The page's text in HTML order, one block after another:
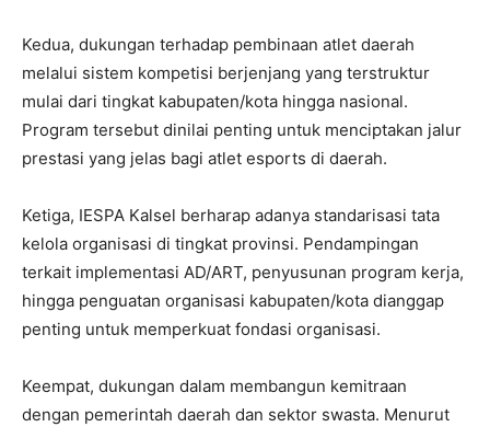
Kedua, dukungan terhadap pembinaan atlet daerah
melalui sistem kompetisi berjenjang yang terstruktur
mulai dari tingkat kabupaten/kota hingga nasional.
Program tersebut dinilai penting untuk menciptakan jalur
prestasi yang jelas bagi atlet esports di daerah.
Ketiga, IESPA Kalsel berharap adanya standarisasi tata
kelola organisasi di tingkat provinsi. Pendampingan
terkait implementasi AD/ART, penyusunan program kerja,
hingga penguatan organisasi kabupaten/kota dianggap
penting untuk memperkuat fondasi organisasi.
Keempat, dukungan dalam membangun kemitraan
dengan pemerintah daerah dan sektor swasta. Menurut